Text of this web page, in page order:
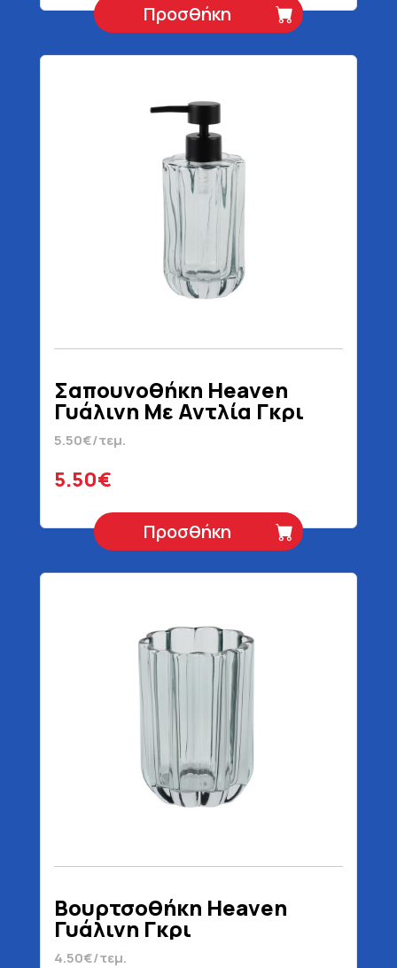
Προσθήκη
Σαπουνοθήκη Heaven
Γυάλινη Με Αντλία Γκρι
5.50€/τεμ.
5.50€
Προσθήκη
Βουρτσοθήκη Heaven
Γυάλινη Γκρι
4.50€/τεμ.